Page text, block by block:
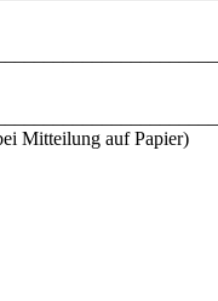
Mitteilung auf Papier)